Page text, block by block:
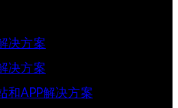
决方案
决方案
和APP解决方案